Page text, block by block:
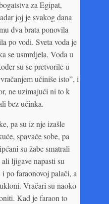
za Egipat,
joj je svakog dana
dva brata ponovila
po vodi. Sveta voda je
se usmrdjela. Voda u
su se pretvorile u
učiniše isto”, i
ne uzimajući ni to k
bez učinka.
pa su iz nje izašle
spavaće sobe, pa
su žabe smatrali
ljigave napasti su
po faraonovoj palači, a
Vračari su naoko
Kad je faraon to